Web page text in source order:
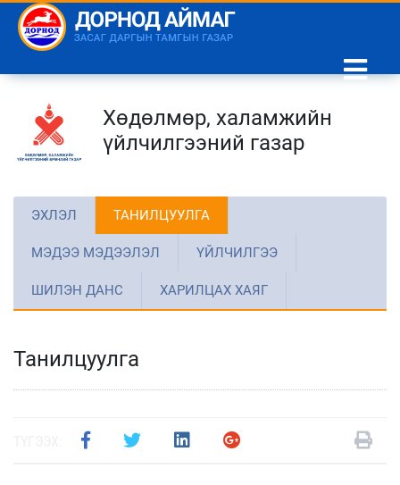
Хөдөлмөр, халамжийн
үйлчилгээний газар
ЭХЛЭЛ ТАНИЛЦУУЛГА
МЭДЭЭ МЭДЭЭЛЭЛ ҮЙЛЧИЛГЭЭ
ШИЛЭН ДАНС ХАРИЛЦАХ ХАЯГ
Танилцуулга